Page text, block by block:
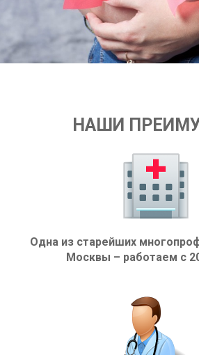
НАШИ
Одна из старейших
Москвы – работаем с